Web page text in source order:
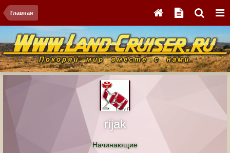
Главная
rijak
Начинающие